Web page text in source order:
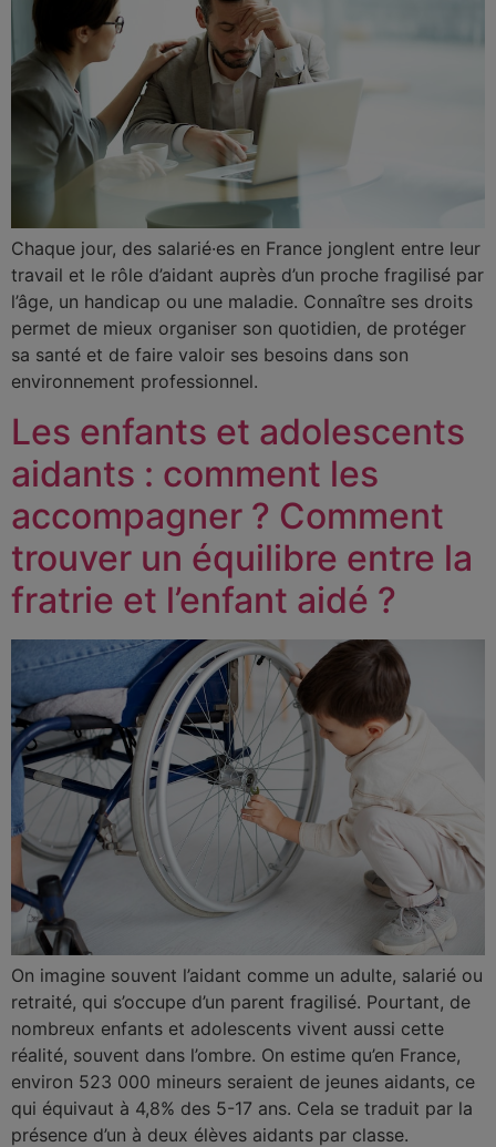
Chaque jour, des salarié·es en France jonglent entre leur
travail et le rôle d’aidant auprès d’un proche fragilisé par
l’âge, un handicap ou une maladie. Connaître ses droits
permet de mieux organiser son quotidien, de protéger
sa santé et de faire valoir ses besoins dans son
environnement professionnel.
Les enfants et adolescents
aidants : comment les
accompagner ? Comment
trouver un équilibre entre la
fratrie et l’enfant aidé ?
On imagine souvent l’aidant comme un adulte, salarié ou
retraité, qui s’occupe d’un parent fragilisé. Pourtant, de
nombreux enfants et adolescents vivent aussi cette
réalité, souvent dans l’ombre. On estime qu’en France,
environ 523 000 mineurs seraient de jeunes aidants, ce
qui équivaut à 4,8% des 5-17 ans. Cela se traduit par la
présence d’un à deux élèves aidants par classe.